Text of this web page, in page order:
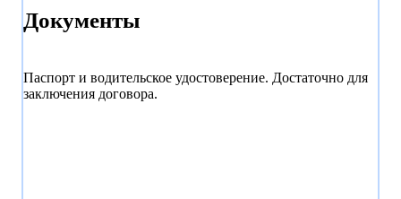
Документы
Паспорт и водительское удостоверение. Достаточно для
заключения договора.